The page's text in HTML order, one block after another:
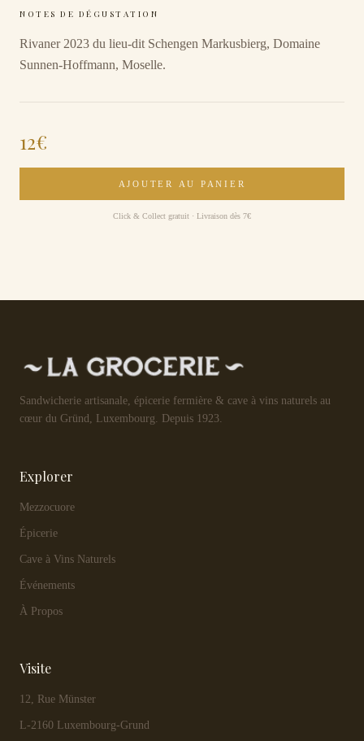
NOTES DE DÉGUSTATION
Rivaner 2023 du lieu-dit Schengen Markusbierg, Domaine
Sunnen-Hoffmann, Moselle.
12€
AJOUTER AU PANIER
Click & Collect gratuit · Livraison dès 7€
Sandwicherie artisanale, épicerie fermière & cave à vins naturels au
cœur du Gründ, Luxembourg. Depuis 1923.
Explorer
Mezzocuore
Épicerie
Cave à Vins Naturels
Événements
À Propos
Visite
12, Rue Münster
L-2160 Luxembourg-Grund